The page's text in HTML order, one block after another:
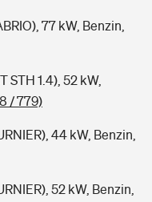
77 kW, Benzin,
STH 1.4), 52 kW,
/ 779)
44 kW, Benzin,
52 kW, Benzin,